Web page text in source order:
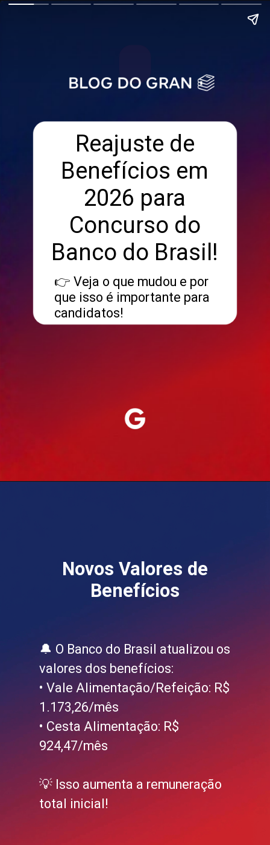
Reajuste de
Benefícios em
2026 para
Concurso do
Banco do Brasil!
👉 Veja o que mudou e por
que isso é importante para
candidatos!
Novos Valores de
Benefícios
🔔 O Banco do Brasil atualizou os
valores dos benefícios:
• Vale Alimentação/Refeição: R$
1.173,26/mês
• Cesta Alimentação: R$
924,47/mês
💡 Isso aumenta a remuneração
total inicial!